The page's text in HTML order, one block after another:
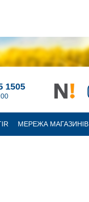
1505
МЕРЕЖА МАГАЗИНІВ